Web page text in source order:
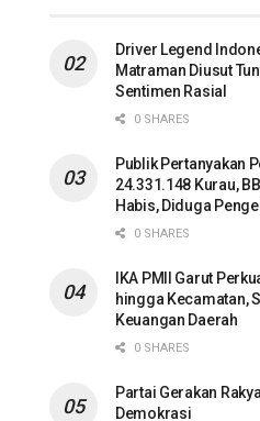
Driver Legend
Matraman Diusut
Sentimen Rasial
0 SHARES
Publik Pertanyakan
24.331.148 Kurau,
Habis, Diduga
0 SHARES
IKA PMII Garut
hingga Kecamatan,
Keuangan Daerah
0 SHARES
Partai Gerakan
Demokrasi